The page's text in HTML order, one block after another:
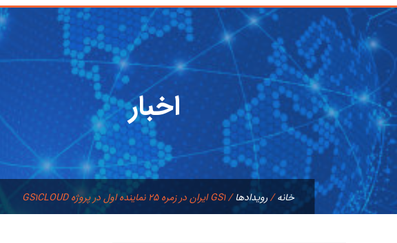
اخبار
خانه/رويدادها/GS1 ایران در زمره ۲۵ نماینده اول در پروژه GS1CLOUD